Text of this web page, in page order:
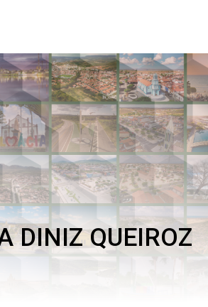
DINIZ QUEIROZ